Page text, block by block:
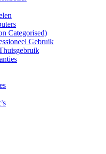
Categorised)
Gebruik